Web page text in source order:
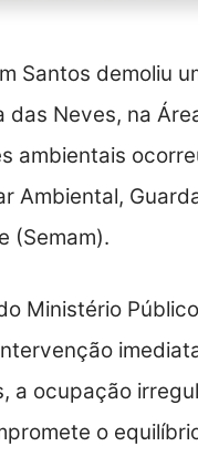
Santos demoliu
das Neves, na
ambientais
Ambiental,
(Semam).
Ministério
a ocupação
o